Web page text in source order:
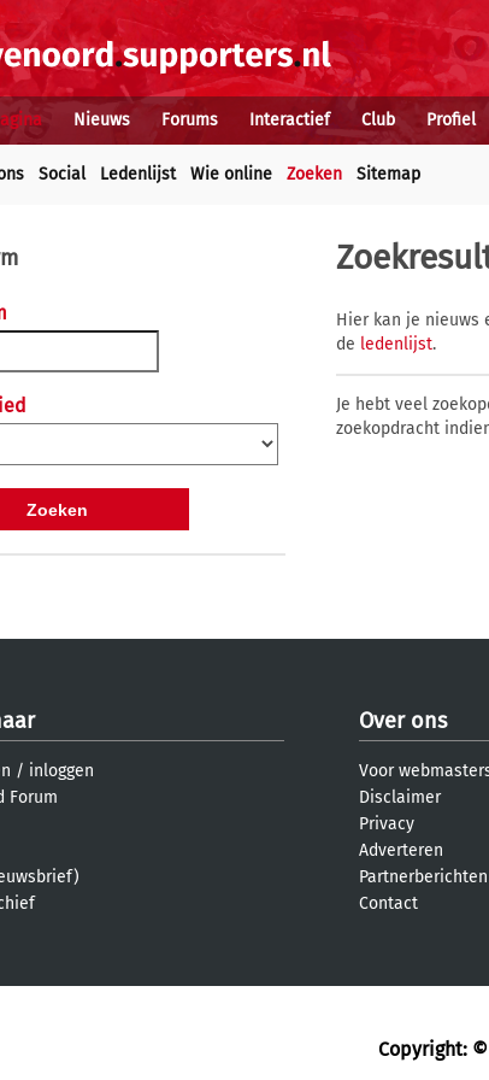
Nieuws Forums Interactief Club Profiel
Social Ledenlijst Wie online Zoeken Sitemap
Hier kan je nieuws
de ledenlijst.
Je hebt veel
zoekopdracht
/ inloggen
Forum
Over ons
Voor
Disclaimer
Privacy
Adverteren
Partnerberichten
Contact
Copyright: ©